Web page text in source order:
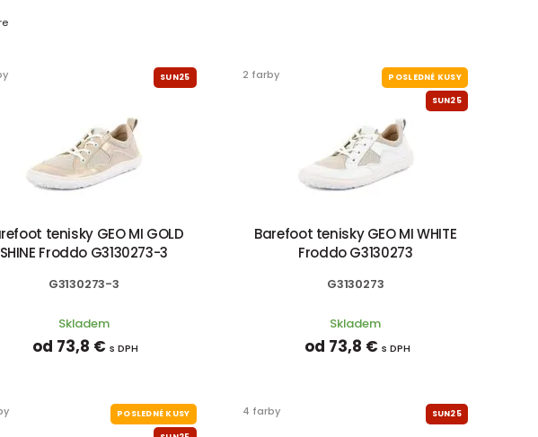
SUN25
tenisky GEO MI GOLD
SHINE Froddo G3130273-3
G3130273-3
Skladem
od 73,8 € s DPH
2 farby POSLEDNÉ KUSY
SUN25
Barefoot tenisky GEO MI WHITE
Froddo G3130273
G3130273
Skladem
od 73,8 € s DPH
POSLEDNÉ KUSY 4 farby SUN25